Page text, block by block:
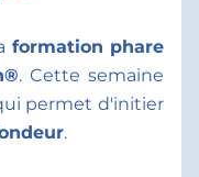
formation phare
. Cette semaine
permet d'initier
.